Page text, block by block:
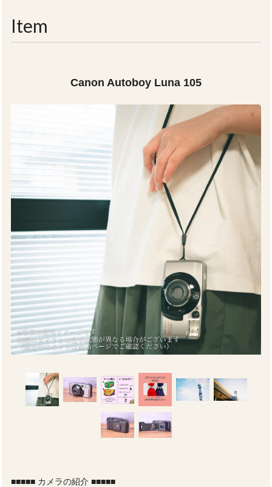
Item
Canon Autoboy Luna 105
■■■■■ カメラの紹介 ■■■■■